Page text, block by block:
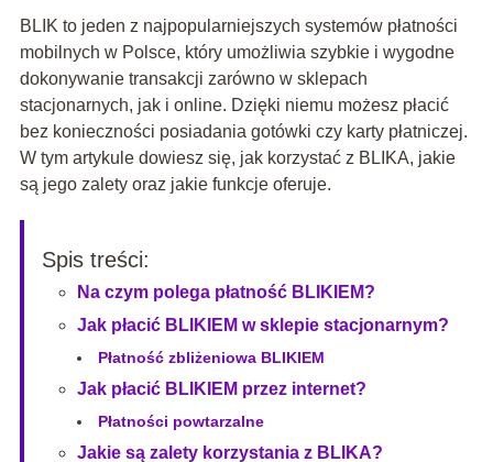
BLIK to jeden z najpopularniejszych systemów płatności
mobilnych w Polsce, który umożliwia szybkie i wygodne
dokonywanie transakcji zarówno w sklepach
stacjonarnych, jak i online. Dzięki niemu możesz płacić
bez konieczności posiadania gotówki czy karty płatniczej.
W tym artykule dowiesz się, jak korzystać z BLIKA, jakie
są jego zalety oraz jakie funkcje oferuje.
Spis treści:
Na czym polega płatność BLIKIEM?
Jak płacić BLIKIEM w sklepie stacjonarnym?
Płatność zbliżeniowa BLIKIEM
Jak płacić BLIKIEM przez internet?
Płatności powtarzalne
Jakie są zalety korzystania z BLIKA?